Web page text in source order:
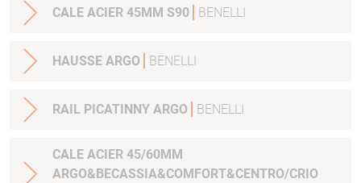
CALE ACIER 45MM S90 BENELLI
HAUSSE ARGO BENELLI
RAIL PICATINNY ARGO BENELLI
CALE ACIER 45/60MM
ARGO&BECASSIA&COMFORT&CENTRO/CRIO